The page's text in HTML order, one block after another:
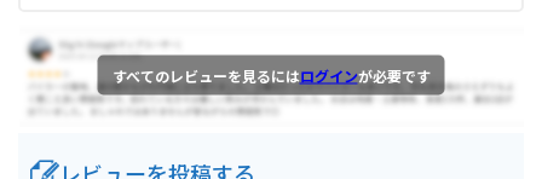
すべてのレビューを見るにはログインが必要です
レビューを投稿する